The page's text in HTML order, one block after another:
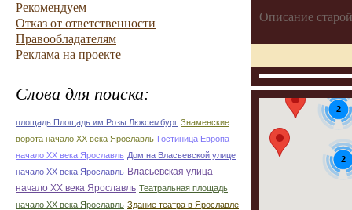
Рекомендуем
Отказ от ответственности
Правообладателям
Реклама на проекте
Слова для поиска:
площадь Площадь им.Розы Люксембург Знаменские
ворота начало ХХ века Ярославль Гостиница Европа
начало ХХ века Ярославль Дом на Власьевской улице
начало ХХ века Ярославль Власьевская улица
начало ХХ века Ярославль Театральная площадь
начало ХХ века Ярославль Здание театра в Ярославле
Описание
2
2